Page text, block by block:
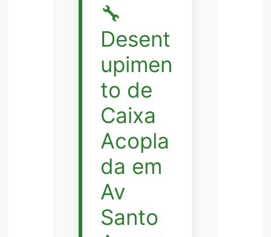
🔧
Desent
upimen
to de
Caixa
Acopla
da em
Av
Santo